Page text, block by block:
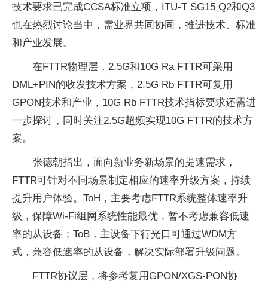
技术要求已完成CCSA标准立项，ITU-T SG15 Q2和Q3
也在热烈讨论当中，需业界共同协同，推进技术、标准
和产业发展。
在FTTR物理层，2.5G和10G Ra FTTR可采用
DML+PIN的收发技术方案，2.5G Rb FTTR可复用
GPON技术和产业，10G Rb FTTR技术指标要求还需进
一步探讨，同时关注2.5G超频实现10G FTTR的技术方
案。
张德朝指出，面向新业务新场景的提速需求，
FTTR可针对不同场景制定相应的速率升级方案，持续
提升用户体验。ToH，主要考虑FTTR系统整体速率升
级，保障Wi-Fi组网系统性能最优，暂不考虑兼容低速
率的从设备；ToB，主设备下行光口可通过WDM方
式，兼容低速率的从设备，解决实际部署升级问题。
FTTR协议层，将参考复用GPON/XGS-PON协